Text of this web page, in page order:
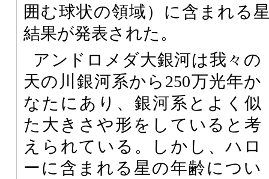
囲む球状の領域）に含まれる
結果が発表された。
アンドロメダ大銀河は我々の
天の川銀河系から250万光年か
なたにあり、銀河系とよく似
た大きさや形をしていると考
えられている。しかし、ハロ
ーに含まれる星の年齢につい